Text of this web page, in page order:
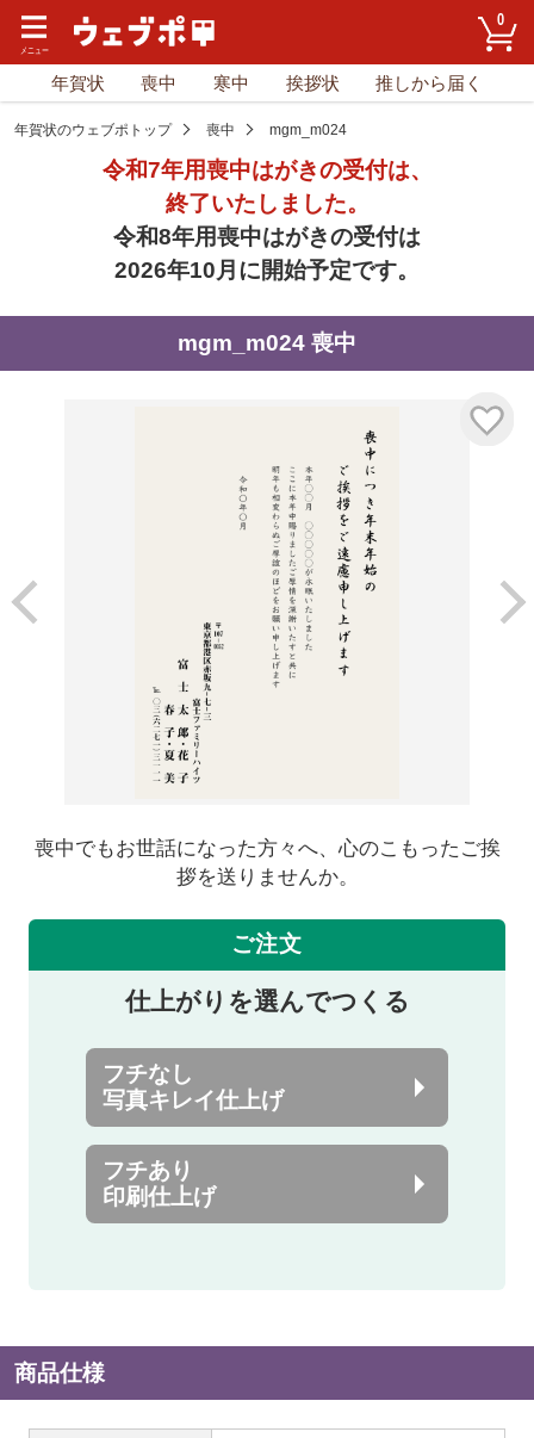
0
年賀状 喪中 寒中 挨拶状 推しから届く
年賀状のウェブポトップ 喪中 mgm_m024
令和7年用喪中はがきの受付は、
終了いたしました。
令和8年用喪中はがきの受付は
2026年10月に開始予定です。
mgm_m024 喪中
喪中でもお世話になった方々へ、心のこもったご挨
拶を送りませんか。
ご注文
仕上がりを選んでつくる
フチなし
写真キレイ仕上げ
フチあり
印刷仕上げ
商品仕様